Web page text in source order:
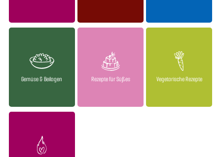
Gemüse & Beilagen Rezepte für Süßes Vegetarische Rezepte